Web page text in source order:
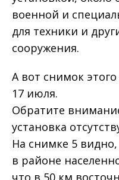
военной и
для техники и
сооружения.
А вот снимок
17 июля.
Обратите
установка
На снимке 5
в районе
что в 50 км